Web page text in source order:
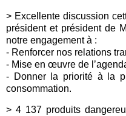
> Excellente discussion
président et président de
notre engagement à :
- Renforcer nos relations
- Mise en œuvre de
- Donner la priorité à la
consommation.
> 4 137 produits